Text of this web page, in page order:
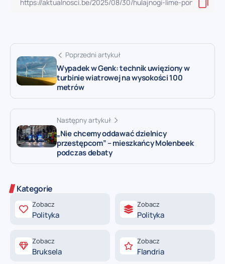
Poprzedni artykuł
Wypadek w Genk: technik uwięziony w
turbinie wiatrowej na wysokości 100
metrów
Następny artykuł
„Nie chcemy oddawać dzielnicy
przestępcom” – mieszkańcy Molenbeek
podczas debaty
Kategorie
Zobacz
Polityka
Zobacz
Polityka
Zobacz
Bruksela
Zobacz
Flandria